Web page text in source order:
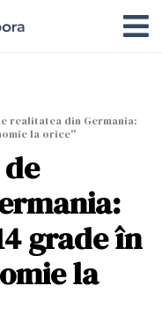
realitatea din Germania:
la orice''
grade în
la